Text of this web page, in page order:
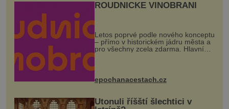
ROUDNICKÉ VINOBRANÍ
Letos poprvé podle nového konceptu
– přímo v historickém jádru města a
pro všechny zcela zdarma. Hlavní
program se odehraje na Karlově a
mohou těšit na víno, burčák, pes...
epochanacestach.cz
Utonuli říšští šlechtici v